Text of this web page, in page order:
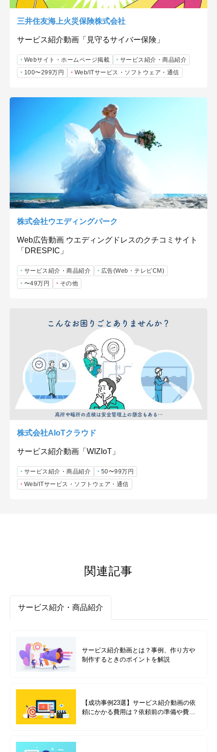
三井住友海上火災保険株式会社
サービス紹介動画「見守るサイバー保険」
Webサイト・ホームページ掲載
サービス紹介・商品紹介
100〜299万円
Web/ITサービス・ソフトウェア・通信
株式会社ウエディングパーク
Web広告動画 ウエディングドレスのクチコミサイト
「DRESPIC」
サービス紹介・商品紹介
広告(Web・テレビCM)
〜49万円
その他
株式会社AIoTクラウド
サービス紹介動画「WIZIoT」
サービス紹介・商品紹介
50〜99万円
Web/ITサービス・ソフトウェア・通信
関連記事
サービス紹介・商品紹介
サービス紹介動画とは？事例、作り方や
制作するときのポイントを解説
【成功事例23選】サービス紹介動画の依
頼にかかる費用は？依頼前の準備や費用